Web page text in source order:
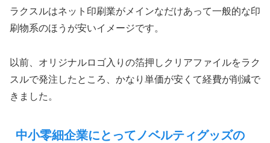
ラクスルはネット印刷業がメインなだけあって一般的な印
刷物系のほうが安いイメージです。
以前、オリジナルロゴ入りの箔押しクリアファイルをラク
スルで発注したところ、かなり単価が安くて経費が削減で
きました。
中小零細企業にとってノベルティグッズの